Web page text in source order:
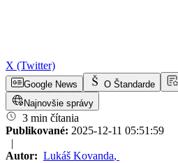
X (Twitter)
Google News O Štandarde
Najnovšie správy
3 min čítania
Publikované: 2025-12-11 05:51:59
|
Autor: Lukáš Kovanda,